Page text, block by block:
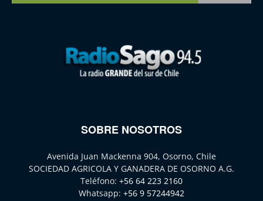
SOBRE NOSOTROS
Avenida Juan Mackenna 904, Osorno, Chile
SOCIEDAD AGRICOLA Y GANADERA DE OSORNO A.G.
Teléfono: +56 64 223 2160
Whatsapp: +56 9 57244942